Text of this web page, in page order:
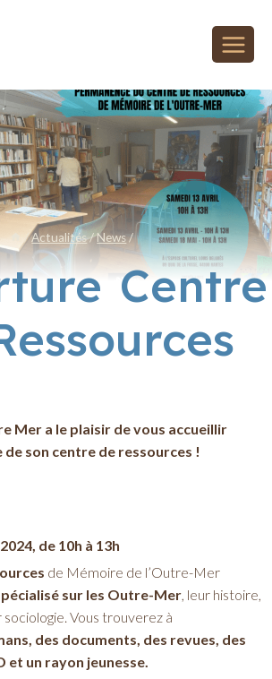
/Actualités/News/
Centre
Mer a le plaisir de vous accueillir
son centre de ressources !
de 10h à 13h
de Mémoire de l’Outre-Mer
sur les Outre-Mer, leur histoire,
sociologie. Vous trouverez à
des documents, des revues, des
et un rayon jeunesse.